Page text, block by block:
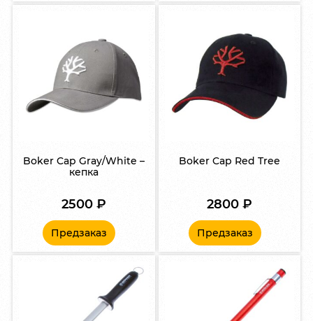
Boker Cap Gray/White –
кепка
2500 ₽
Предзаказ
Boker Cap Red Tree
2800 ₽
Предзаказ